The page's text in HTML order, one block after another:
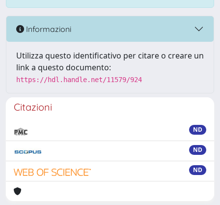
Informazioni
Utilizza questo identificativo per citare o creare un
link a questo documento:
https://hdl.handle.net/11579/924
Citazioni
ND
ND
ND